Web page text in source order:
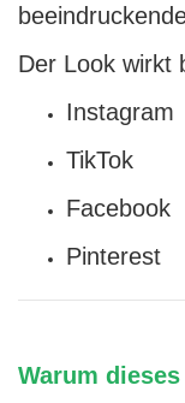
Der Look wirkt
Instagram
TikTok
Facebook
Pinterest
Warum